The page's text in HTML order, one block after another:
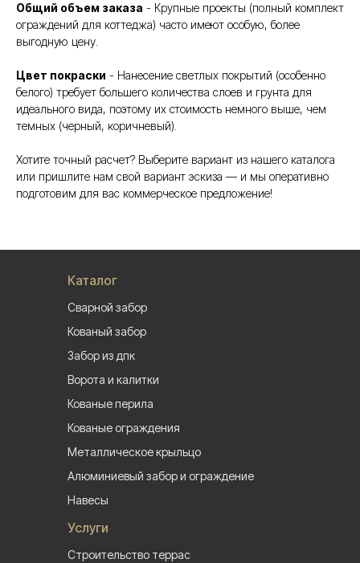
Общий объем заказа - Крупные проекты (полный комплект
ограждений для коттеджа) часто имеют особую, более
выгодную цену.
Цвет покраски - Нанесение светлых покрытий (особенно
белого) требует большего количества слоев и грунта для
идеального вида, поэтому их стоимость немного выше, чем
темных (черный, коричневый).
Хотите точный расчет? Выберите вариант из нашего каталога
или пришлите нам свой вариант эскиза — и мы оперативно
подготовим для вас коммерческое предложение!
Каталог
Сварной забор
Кованый забор
Забор из дпк
Ворота и калитки
Металлическое крыльцо
Навесы
Алюминиевый забор и ограждение
Кованые ограждения
Кованые перила
Строительство террас
Услуги